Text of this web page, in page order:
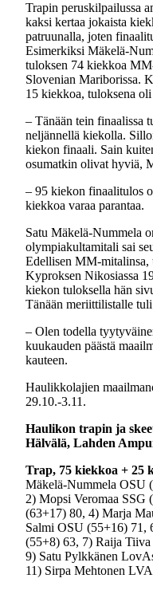
Trapin peruskilpailussa
kaksi kertaa jokaista
patruunalla, joten
Esimerkiksi Mäkelä-
tuloksen 74 kiekkoa
Slovenian Mariborissa.
15 kiekkoa, tuloksena
– Tänään tein finaalissa
neljännellä kiekolla.
kiekon finaali. Sain
osumatkin olivat hyviä,
– 95 kiekon finaalitulos
kiekkoa varaa parantaa.
Satu Mäkelä-Nummela
olympiakultamitali sai
Edellisen MM-
Kyproksen Nikosiassa
kiekon tuloksella hän
Tänään meriittilistalle
– Olen todella
kuukauden päästä
kauteen.
Haulikkolajien
29.10.-3.11.
Haulikon trapin ja
Hälvälä, Lahden
Trap, 75 kiekkoa + 25
Mäkelä-Nummela OSU
2) Mopsi Veromaa SSG
(63+17) 80, 4) Marja
Salmi OSU (55+16) 71,
(55+8) 63, 7) Raija
9) Satu Pylkkänen
11) Sirpa Mehtonen